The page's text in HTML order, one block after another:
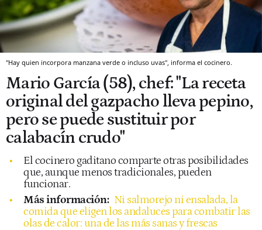
"Hay quien incorpora manzana verde o incluso uvas", informa el cocinero.
Mario García (58), chef: "La receta
original del gazpacho lleva pepino,
pero se puede sustituir por
calabacín crudo"
El cocinero gaditano comparte otras posibilidades
que, aunque menos tradicionales, pueden
funcionar.
Más información: Ni salmorejo ni ensalada, la
comida que eligen los andaluces para combatir las
olas de calor: una de las más sanas y frescas